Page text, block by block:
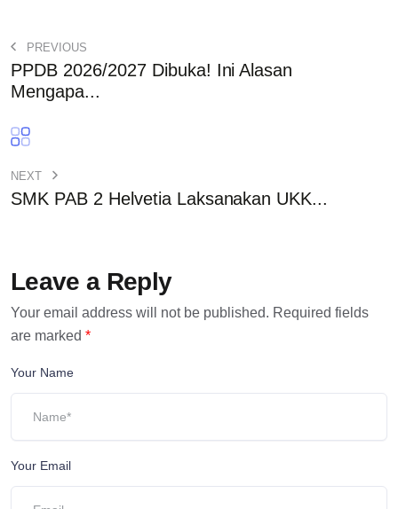
PREVIOUS
PPDB 2026/2027 Dibuka! Ini Alasan
Mengapa...
NEXT
SMK PAB 2 Helvetia Laksanakan UKK...
Leave a Reply
Your email address will not be published. Required fields
are marked *
Your Name
Your Email